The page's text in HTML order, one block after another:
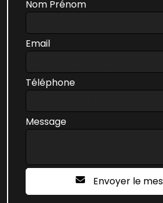
Nom Prénom
Email
Téléphone
Message
Envoyer le